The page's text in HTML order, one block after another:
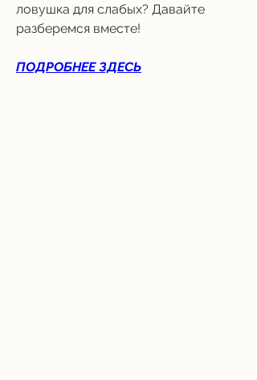
ловушка для слабых? Давайте
разберемся вместе!
ПОДРОБНЕЕ ЗДЕСЬ